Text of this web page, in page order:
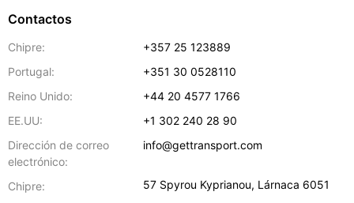
Contactos
Chipre:
+357 25 123889
Portugal:
+351 30 0528110
Reino Unido:
+44 20 4577 1766
EE.UU:
+1 302 240 28 90
Dirección de correo
electrónico:
info@gettransport.com
Chipre: 57 Spyrou Kyprianou, Lárnaca 6051